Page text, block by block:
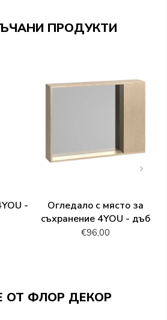
ПРОДУКТИ
-
Огледало с място за
съхранение 4YOU - дъб
€96,00
ОТ ФЛОР ДЕКОР